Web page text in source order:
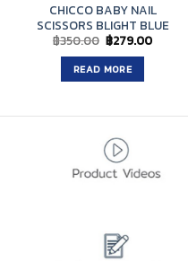
CHICCO BABY NAIL
SCISSORS BLIGHT BLUE
฿350.00 Original
price
was:
฿350.00.
฿279.00Current
READ MORE